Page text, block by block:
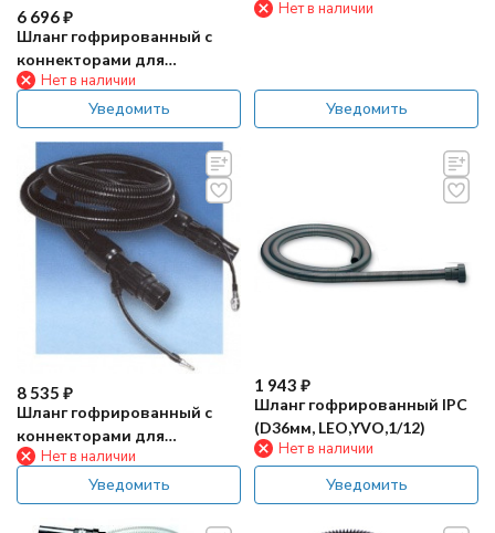
6 696₽
Шланг гофрированный с
коннекторами для
химчистки (Ф36мм, 2,5м)
Нет в наличии
Уведомить
химчистки (Ф36мм, 4м)
Нет в наличии
Уведомить
8 535 ₽
Шланг гофрированный с
коннекторами для
химчистки (Ф40мм, 2,5м)
Нет в наличии
Уведомить
1 943 ₽
Шланг гофрированный IPC
(D36мм, LEO,YVO,1/12)
Нет в наличии
Уведомить